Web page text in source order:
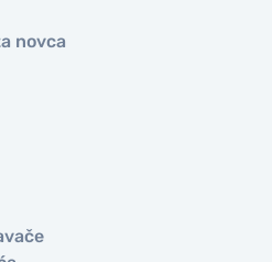
novca